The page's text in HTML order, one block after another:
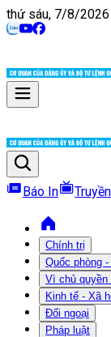
thứ sáu, 7/8/2026
Báo In
Chính trị
Quốc phòng
Vì chủ quyền
Kinh tế - Xã
Đối ngoại
Pháp luật